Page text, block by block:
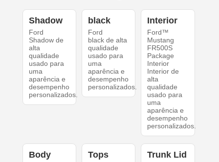
Shadow
Ford
Shadow de
alta
qualidade
usado para
uma
aparência e
desempenho
personalizados.
black
Ford
black de alta
qualidade
usado para
uma
aparência e
desempenho
personalizados.
Interior
Ford™
Mustang
FR500S
Package
Interior
Interior de
alta
qualidade
usado para
uma
aparência e
desempenho
personalizados.
Body Tops Trunk Lid